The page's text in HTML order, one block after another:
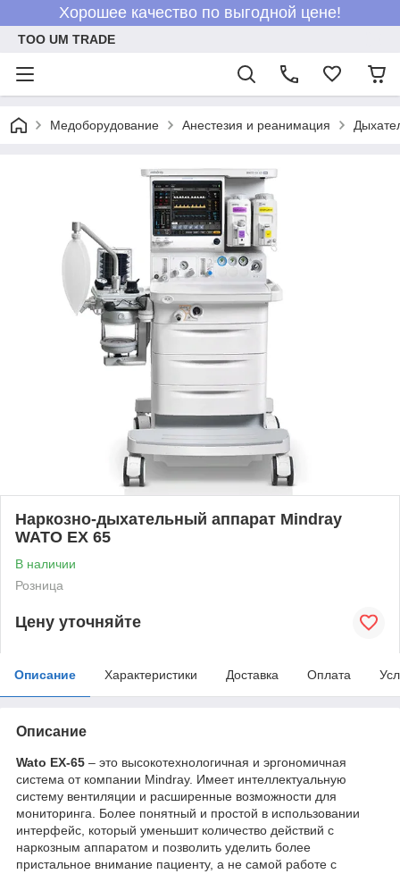
Хорошее качество по выгодной цене!
ТОО UM TRADE
Медоборудование Анестезия и реанимация
Наркозно-дыхательный аппарат Mindray
WATO EX 65
В наличии
Розница
Цену уточняйте
Описание Характеристики Доставка Оплата
Описание
Wato EX-65 – это высокотехнологичная и эргономичная
система от компании Mindray. Имеет интеллектуальную
систему вентиляции и расширенные возможности для
мониторинга. Более понятный и простой в использовании
интерфейс, который уменьшит количество действий с
наркозным аппаратом и позволить уделить более
пристальное внимание пациенту, а не самой работе с